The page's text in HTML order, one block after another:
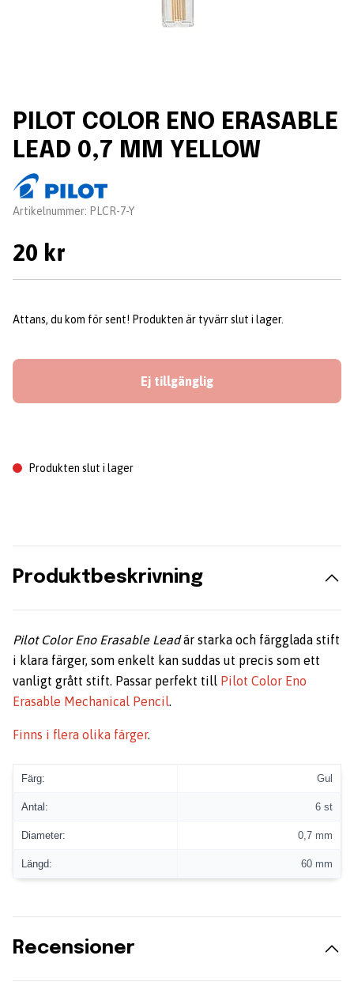
PILOT COLOR ENO ERASABLE
LEAD 0,7 MM YELLOW
Leverantör:
Artikelnummer: PLCR-7-Y
20 kr
Attans, du kom för sent! Produkten är tyvärr slut i lager.
Ej tillgänglig
Produkten slut i lager
Produktbeskrivning
Pilot Color Eno Erasable Leadär starka och färgglada stift
i klara färger, som enkelt kan suddas ut precis som ett
vanligt grått stift. Passar perfekt till Pilot Color Eno
Erasable Mechanical Pencil.
Finns i flera olika färger.
Färg: Gul
Antal: 6 st
Diameter: 0,7 mm
Längd: 60 mm
Recensioner